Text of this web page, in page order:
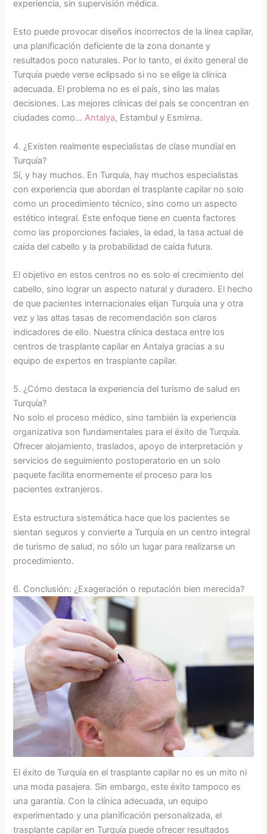
experiencia, sin supervisión médica.
Esto puede provocar diseños incorrectos de la línea capilar,
una planificación deficiente de la zona donante y
resultados poco naturales. Por lo tanto, el éxito general de
Turquía puede verse eclipsado si no se elige la clínica
adecuada. El problema no es el país, sino las malas
decisiones. Las mejores clínicas del país se concentran en
ciudades como...Antalya, Estambul y Esmirna.
4. ¿Existen realmente especialistas de clase mundial en
Turquía?
Sí, y hay muchos. En Turquía, hay muchos especialistas
con experiencia que abordan el trasplante capilar no solo
como un procedimiento técnico, sino como un aspecto
estético integral. Este enfoque tiene en cuenta factores
como las proporciones faciales, la edad, la tasa actual de
caída del cabello y la probabilidad de caída futura.
El objetivo en estos centros no es solo el crecimiento del
cabello, sino lograr un aspecto natural y duradero. El hecho
de que pacientes internacionales elijan Turquía una y otra
vez y las altas tasas de recomendación son claros
indicadores de ello. Nuestra clínica destaca entre los
centros de trasplante capilar en Antalya gracias a su
equipo de expertos en trasplante capilar.
5. ¿Cómo destaca la experiencia del turismo de salud en
Turquía?
No solo el proceso médico, sino también la experiencia
organizativa son fundamentales para el éxito de Turquía.
Ofrecer alojamiento, traslados, apoyo de interpretación y
servicios de seguimiento postoperatorio en un solo
paquete facilita enormemente el proceso para los
pacientes extranjeros.
Esta estructura sistemática hace que los pacientes se
sientan seguros y convierte a Turquía en un centro integral
de turismo de salud, no sólo un lugar para realizarse un
procedimiento.
6. Conclusión: ¿Exageración o reputación bien merecida?
El éxito de Turquía en el trasplante capilar no es un mito ni
una moda pasajera. Sin embargo, este éxito tampoco es
una garantía. Con la clínica adecuada, un equipo
experimentado y una planificación personalizada, el
trasplante capilar en Turquía puede ofrecer resultados